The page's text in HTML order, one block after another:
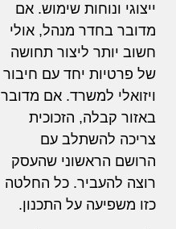
ייצוגי ונוחות שימוש. אם
מדובר בחדר מנהל, אולי
חשוב יותר ליצור תחושה
של פרטיות יחד עם חיבור
ויזואלי למשרד. אם מדובר
באזור קבלה, הזכוכית
צריכה להשתלב עם
הרושם הראשוני שהעסק
רוצה להעביר. כל החלטה
כזו משפיעה על התכנון.